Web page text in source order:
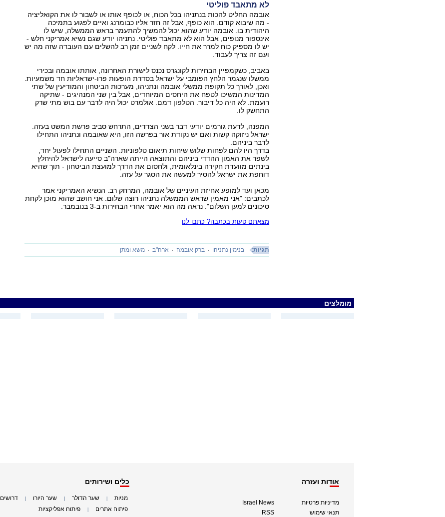
לא מתאבד פוליטי
אובמה החליט להכות בנתניהו בכל הכוח, או לכופף אותו או לשבור לו את הקואליציה
- מה שיבוא קודם. הוא כופף, אבל זה חזר אליו כבומרנג ואיים לפגוע בתמיכה
היהודית בו. אובמה יודע שהוא יכול להמשיך להתעמר בראש הממשלה, שיש לו
אינספור מנופים, אבל הוא לא מתאבד פוליטי. נתניהו יודע שגם נשיא אמריקני חלש -
יש לו מספיק כוח למרר את חייו. לקח לשניים זמן רב להשלים עם העובדה שזה מה יש
ועם זה צריך לעבוד.
באביב, כשקמפיין הבחירות לקונגרס נכנס לישורת האחרונה, אותתו אובמה ובכירי
ממשלו שנגמר הלחץ הפומבי על ישראל בסדרת הופעות פרו-ישראליות חד משמעיות.
ואכן, לאורך כל תקופת ממשלי אובמה ונתניהו, מערכות הביטחון והמודיעין של שתי
המדינות המשיכו לטפח את היחסים המיוחדים, אבל בין שני המנהיגים - שתיקה
רועמת. לא היה כל דיבור. הטלפון דמם. אולמרט יכול היה לדבר עם בוש מתי שרק
התחשק לו.
המפנה, לדעת גורמים יודעי דבר בשני הצדדים, התרחש סביב פרשת המשט בעזה.
ישראל ניזוקה קשות ואם יש נקודת אור בפרשה הזו, היא שאובמה ונתניהו התחילו
לדבר ביניהם.
בדרך היו להם לפחות שלוש שיחות תיאום טלפוניות. השניים התחילו לפעול יחד,
לשפר את האמון ההדדי ביניהם והתוצאה הייתה שארה"ב סייעה לישראל להיחלץ
בינתים מוועדת חקירה בינלאומית, ולחסום את הדרך למועצת הביטחון - תוך שהיא
דוחפת את ישראל להסיר למעשה את הסגר על עזה.
מכאן ועד למופע אחיזת העיניים של אובמה, המרחק רב. הנשיא האמריקני אמר
לכתבים: "אני מאמין שראש הממשלה נתניהו רוצה שלום. אני חושב שהוא מוכן לקחת
סיכונים למען השלום". נראה מה הוא יאמר אחרי הבחירות ב-3 בנובמבר.
מצאתם טעות בכתבה? כתבו לנו
תגיות: בנימין נתניהו ברק אובמה ארה"ב משא ומתן
מומלצים
אודות ועזרה
מדיניות פרטיות
תנאי שימוש
Israel News
RSS
כלים ושירותים
מניות שער הדולר שער היורו דרושים
פיתוח אתרים פיתוח אפליקציות